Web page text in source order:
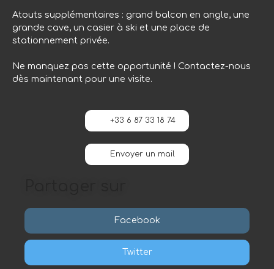
Atouts supplémentaires : grand balcon en angle, une
grande cave, un casier à ski et une place de
stationnement privée.
Ne manquez pas cette opportunité ! Contactez-nous
dès maintenant pour une visite.
+33 6 87 33 18 74
Envoyer un mail
Facebook
Twitter